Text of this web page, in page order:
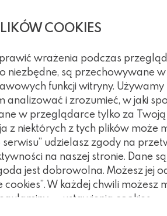
COOKIES
wrażenia podczas
niezbędne, są przechowywane
funkcji witryny.
i zrozumieć, w jaki
w przeglądarce tylko za
z niektórych z tych plików może
udzielasz zgody na
na naszej stronie. Dane
jest dobrowolna. Możesz jej
W każdej chwili możesz
— ustawienia cookies.